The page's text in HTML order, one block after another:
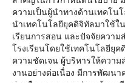
ความเป็นผู้นำทางด้านเทคโน
นำเทคโนโลยียุคดิจิทัลมาใช้ใ
เรียนการสอน และปัจจัยความ
โรงเรียนโดยใช้เทคโนโลยียุ
ความชัดเจน ผู้บริหารให้ควา
งานอย่างต่อเนื่อง มีการพัฒน